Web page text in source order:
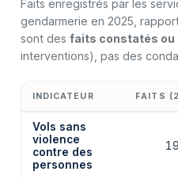
Faits enregistrés par les
gendarmerie en 2025,
sont des faits constatés ou
interventions), pas des
INDICATEUR FAITS
Vols sans
violence
contre des
personnes